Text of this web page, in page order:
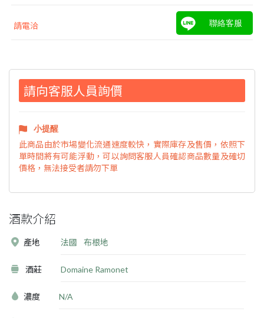
請電洽 聯絡客服
請向客服人員詢價
小提醒
此商品由於市場變化流通速度較快，實際庫存及售價，依照下
單時間將有可能浮動，可以詢問客服人員確認商品數量及確切
價格，無法接受者請勿下單
酒款介紹
產地 法國 布根地
酒莊 Domaine Ramonet
濃度 N/A